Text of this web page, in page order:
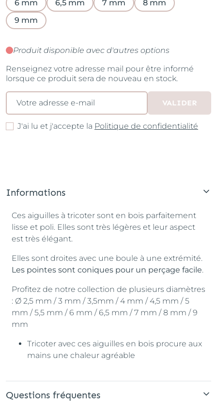
6 mm
6,5 mm 7 mm
8 mm
9 mm
Produit disponible avec d'autres options
Renseignez votre adresse mail pour être informé
lorsque ce produit sera de nouveau en stock.
VALIDER
J'ai lu et j'accepte la Politique de confidentialité
Informations
Ces aiguilles à tricoter sont en bois parfaitement
lisse et poli. Elles sont très légères et leur aspect
est très élégant.
Elles sont droites avec une boule à une extrémité.
Les pointes sont coniques pour un perçage facile.
Profitez de notre collection de plusieurs diamètres
: Ø 2,5 mm / 3 mm / 3,5mm / 4 mm / 4,5 mm / 5
mm / 5,5 mm / 6 mm / 6,5 mm / 7 mm / 8 mm / 9
mm
Tricoter avec ces aiguilles en bois procure aux
mains une chaleur agréable
Questions fréquentes